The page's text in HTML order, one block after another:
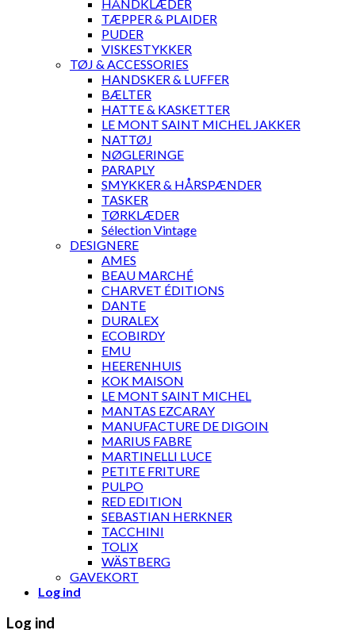
HÅNDKLÆDER
TÆPPER & PLAIDER
PUDER
VISKESTYKKER
TØJ & ACCESSORIES
HANDSKER & LUFFER
BÆLTER
HATTE & KASKETTER
LE MONT SAINT MICHEL JAKKER
NATTØJ
NØGLERINGE
PARAPLY
SMYKKER & HÅRSPÆNDER
TASKER
TØRKLÆDER
Sélection Vintage
DESIGNERE
AMES
BEAU MARCHÉ
CHARVET ÉDITIONS
DANTE
DURALEX
ECOBIRDY
EMU
HEERENHUIS
KOK MAISON
LE MONT SAINT MICHEL
MANTAS EZCARAY
MANUFACTURE DE DIGOIN
MARIUS FABRE
MARTINELLI LUCE
PETITE FRITURE
PULPO
RED EDITION
SEBASTIAN HERKNER
TACCHINI
TOLIX
WÄSTBERG
GAVEKORT
Log ind
Log ind